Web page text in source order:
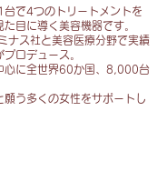
台で4つのトリートメントを
目に導く美容機器です。
ナス社と美容医療分野で実績
ロデュース。
心に全世界60か国、8,000台
願う多くの女性をサポートし